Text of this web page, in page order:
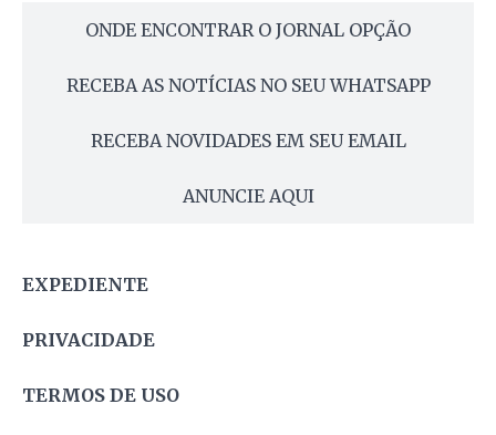
ONDE ENCONTRAR O JORNAL OPÇÃO
RECEBA AS NOTÍCIAS NO SEU WHATSAPP
RECEBA NOVIDADES EM SEU EMAIL
ANUNCIE AQUI
EXPEDIENTE
PRIVACIDADE
TERMOS DE USO